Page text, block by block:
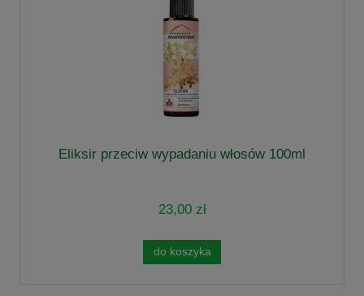
Eliksir przeciw wypadaniu włosów 100ml
23,00 zł
do koszyka